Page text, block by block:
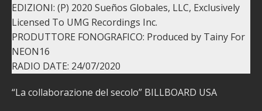
EDIZIONI: (P) 2020 Sueños Globales, LLC, Exclusively
Licensed To UMG Recordings Inc.
PRODUTTORE FONOGRAFICO: Produced by Tainy For
NEON16
RADIO DATE: 24/07/2020
“La collaborazione del secolo” BILLBOARD USA